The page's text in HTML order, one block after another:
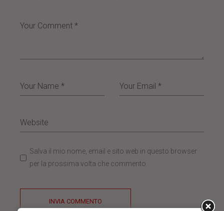
Salva il mio nome, email e sito web in questo browser
per la prossima volta che commento.
INVIA COMMENTO